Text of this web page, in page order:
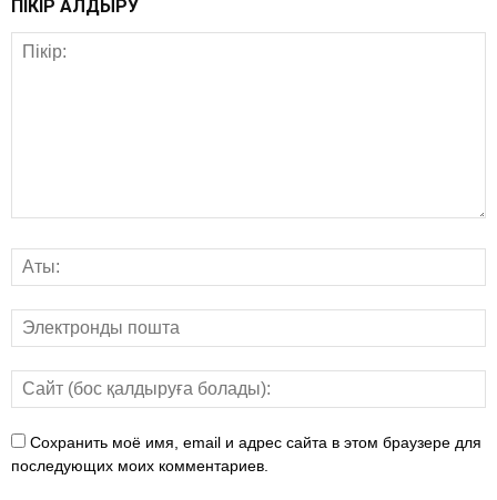
ПІКІР ҚАЛДЫРУ
Сохранить моё имя, email и адрес сайта в этом браузере для
последующих моих комментариев.